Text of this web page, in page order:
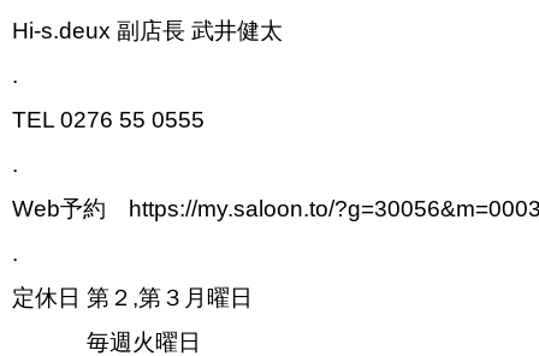
Hi-s.deux 副店長 武井健太
.
TEL 0276 55 0555
.
Web予約 https://my.saloon.to/
.
定休日 第２,第３月曜日
毎週火曜日